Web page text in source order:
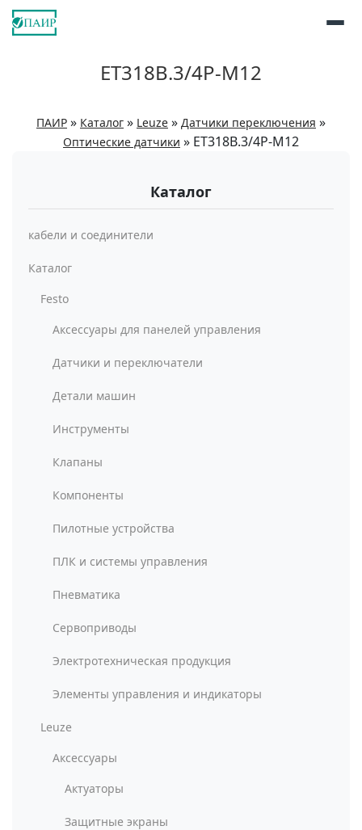
ET318B.3/4P-M12
ПАИР » Каталог » Leuze » Датчики переключения »
Оптические датчики » ET318B.3/4P-M12
Каталог
кабели и соединители
Каталог
Festo
Аксессуары для панелей управления
Датчики и переключатели
Детали машин
Инструменты
Клапаны
Компоненты
Пилотные устройства
ПЛК и системы управления
Пневматика
Сервоприводы
Электротехническая продукция
Элементы управления и индикаторы
Leuze
Аксессуары
Актуаторы
Защитные экраны